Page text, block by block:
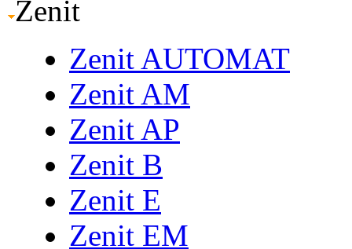
Zenit
Zenit AUTOMAT
Zenit AM
Zenit AP
Zenit B
Zenit E
Zenit EM